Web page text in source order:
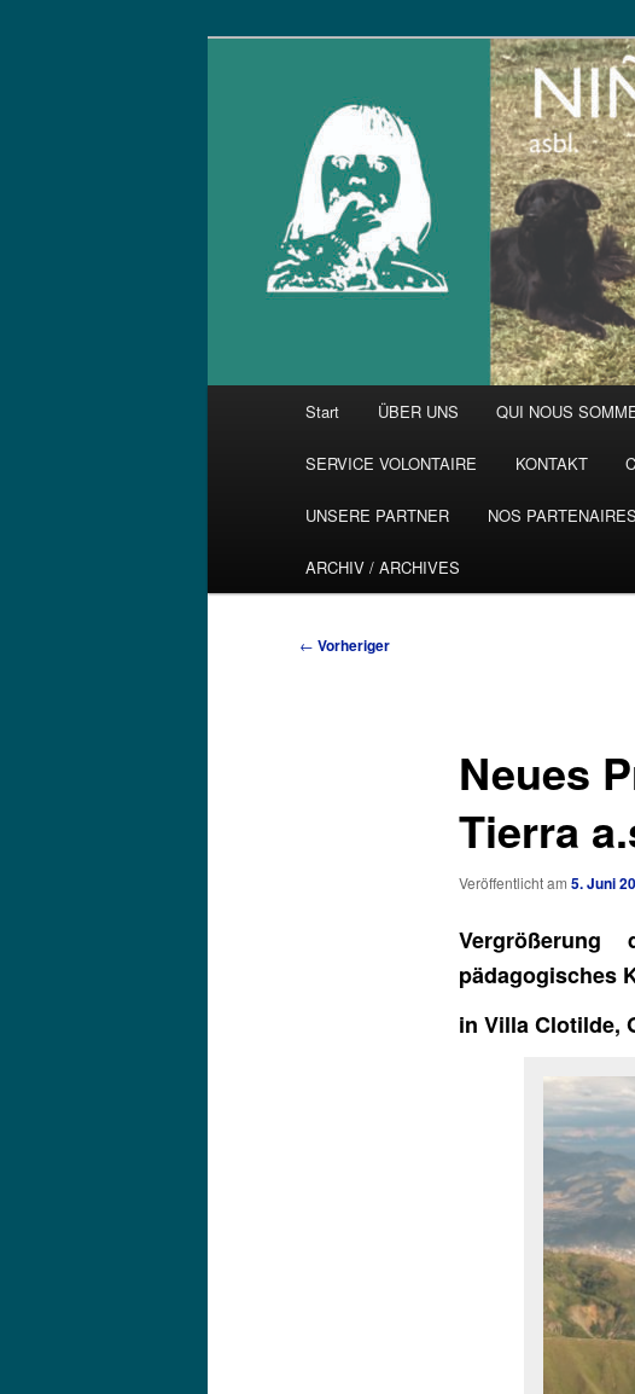
Start ÜBER UNS QUI NOUS
SERVICE VOLONTAIRE KONTAKT
UNSERE PARTNER NOS PARTENAIRES
ARCHIV / ARCHIVES
Beitragsnavigation
← Vorheriger
Neues
Tierra
Veröffentlicht am 5. Juni
pädagogisches
in Villa Clotilde,